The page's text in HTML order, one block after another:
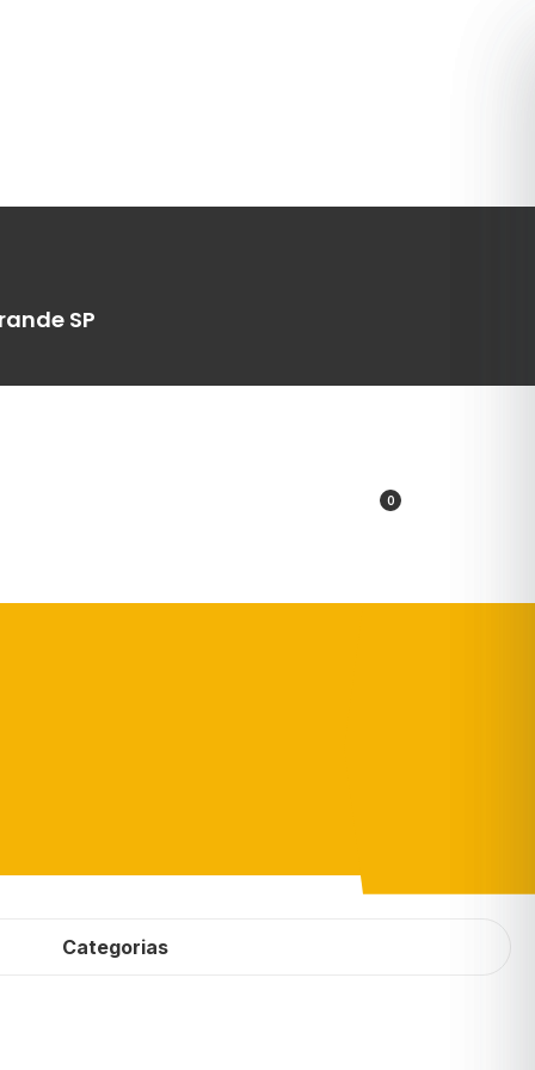
SP
0
Categorias